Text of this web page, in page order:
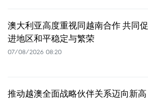
澳大利亚高度重视同越南合作 共同促
进地区和平稳定与繁荣
07/08/2026 08:20
推动越澳全面战略伙伴关系迈向新高